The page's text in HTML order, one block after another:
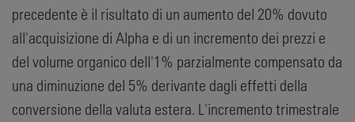
precedente è il risultato di un aumento del 20% dovuto
all'acquisizione di Alpha e di un incremento dei prezzi e
del volume organico dell'1% parzialmente compensato da
una diminuzione del 5% derivante dagli effetti della
conversione della valuta estera. L'incremento trimestrale